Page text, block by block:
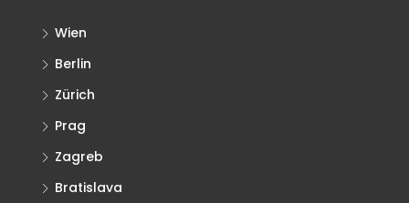
Wien
Berlin
Zürich
Prag
Zagreb
Bratislava